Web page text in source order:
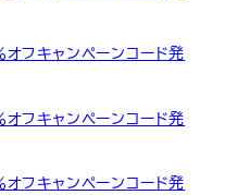
フキャンペーンコード発
フキャンペーンコード発
フキャンペーンコード発